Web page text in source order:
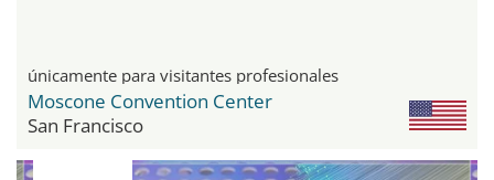
únicamente para visitantes profesionales
Moscone Convention Center
San Francisco